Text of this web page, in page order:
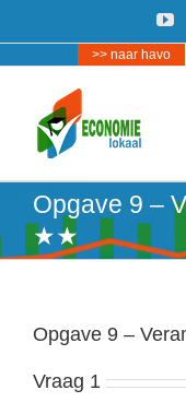
>> naar havo
Opgave 9 –
★★
Opgave 9 –
Vraag 1